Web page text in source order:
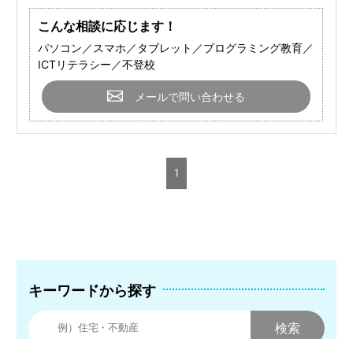
こんな相談に応じます！
パソコン／スマホ／タブレット／プログラミング教育／
ICTリテラシー／不登校
メールで問い合わせる
1
キーワードから探す